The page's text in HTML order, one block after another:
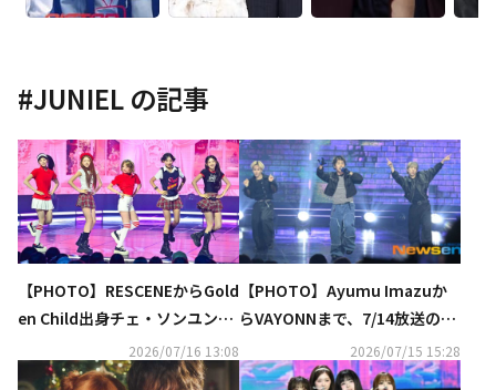
#JUNIEL の記事
【PHOTO】RESCENEからGold
en Child出身チェ・ソンユンま
で、7/15放送の「SHOW CHAM
PION」に出演
2026/07/16 13:08
【PHOTO】Ayumu Imazuか
らVAYONNまで、7/14放送の
「THE SHOW」に出演2026/07/15 15:28